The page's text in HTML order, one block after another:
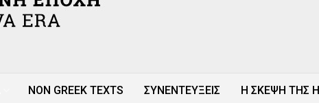
NON GREEK TEXTS ΣΥΝΕΝΤΕΥΞΕΙΣ Η ΣΚΕΨΗ ΤΗΣ